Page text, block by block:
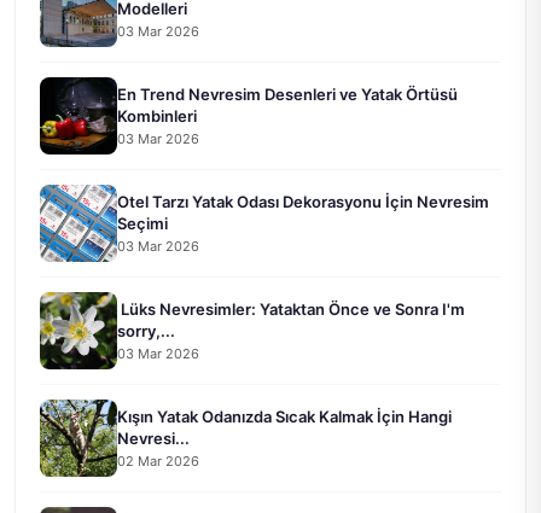
Modelleri
03 Mar 2026
En Trend Nevresim Desenleri ve Yatak Örtüsü
Kombinleri
03 Mar 2026
Otel Tarzı Yatak Odası Dekorasyonu İçin Nevresim
Seçimi
03 Mar 2026
Lüks Nevresimler: Yataktan Önce ve Sonra I'm
sorry,...
03 Mar 2026
Kışın Yatak Odanızda Sıcak Kalmak İçin Hangi
Nevresi...
02 Mar 2026